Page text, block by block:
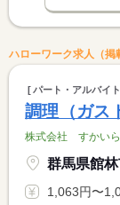
ハローワーク求人（掲
パート・アルバイト
調理（ガス
株式会社 すかい
群馬県館
1,063円〜1,063円 ※フル